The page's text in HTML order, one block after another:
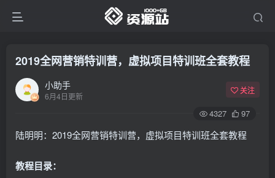
2019全网营销特训营，虚拟项目特训班全套教程
小助手
6月4日更新
关注
4327 97
陆明明：2019全网营销特训营，虚拟项目特训班全套教程
教程目录：